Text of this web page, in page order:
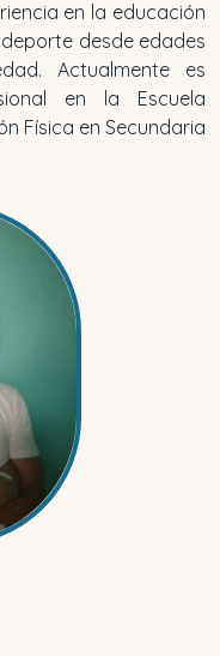
en la educación
desde edades
Actualmente es
en la Escuela
Física en Secundaria